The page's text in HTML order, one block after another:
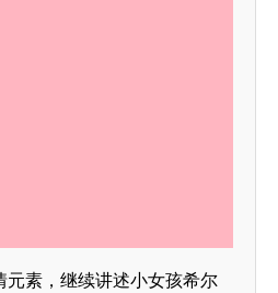
元素，继续讲述小女孩希尔